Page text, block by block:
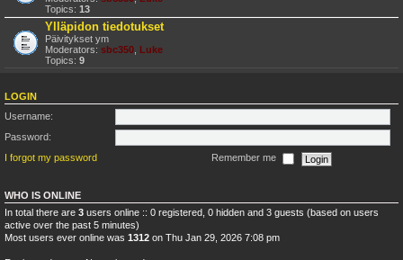
Topics: 13
Ylläpidon tiedotukset
Päivitykset ym
Moderators: sbc350 Luke
Topics: 9
LOGIN
Username:
Password:
I forgot my password
Remember me
WHO IS ONLINE
In total there are 3 users online :: 0 registered, 0 hidden and 3 guests (based on users
active over the past 5 minutes)
Most users ever online was 1312 on Thu Jan 29, 2026 7:08 pm